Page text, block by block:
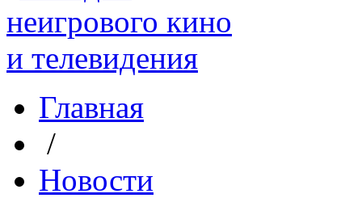
Главная
/
Новости